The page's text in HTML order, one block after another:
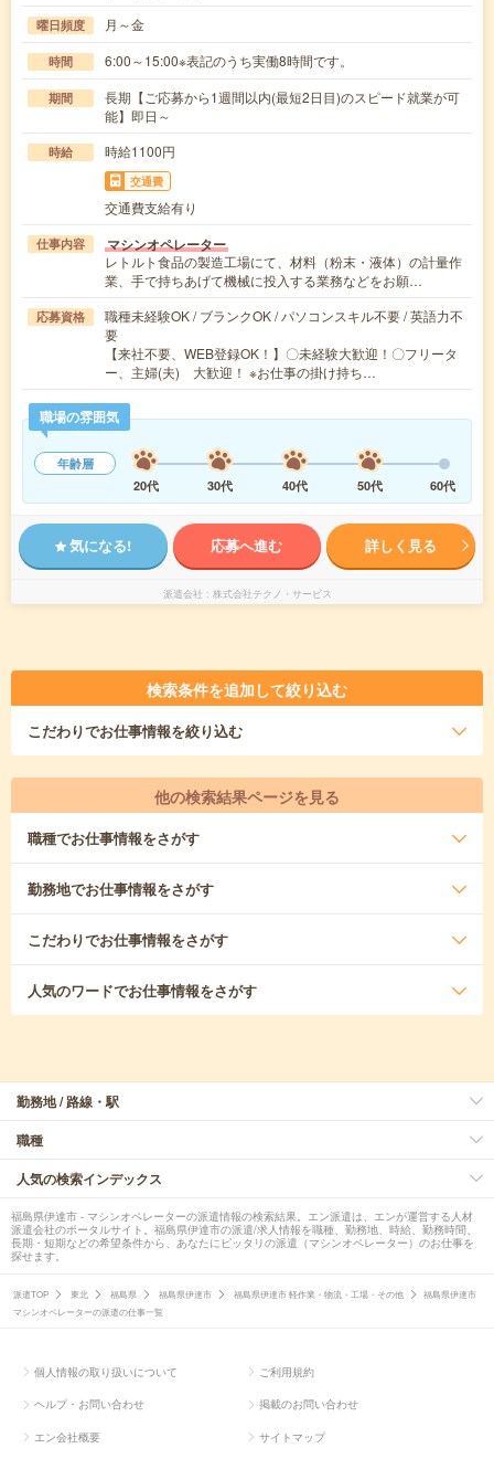
曜日頻度 月～金
時間 6:00～15:00※表記のうち実働8時間です。
期間
長期【ご応募から1週間以内(最短2日目)のスピード就業が可
能】即日～
時給 時給1100円
交通費
交通費支給有り
仕事内容 マシンオペレーター
レトルト食品の製造工場にて、材料（粉末・液体）の計量作
業、手で持ちあげて機械に投入する業務などをお願…
応募資格
職種未経験OK / ブランクOK / パソコンスキル不要 / 英語力不
要
【来社不要、WEB登録OK！】〇未経験大歓迎！〇フリータ
ー、主婦(夫) 大歓迎！ ※お仕事の掛け持ち…
職場の雰囲気
年齢層
20代
30代 40代 50代 60代
気になる! 応募へ進む 詳しく見る
派遣会社 株式会社テクノ・サービス
検索条件を追加して絞り込む
こだわりでお仕事情報を絞り込む
他の検索結果ページを見る
職種でお仕事情報をさがす
勤務地でお仕事情報をさがす
こだわりでお仕事情報をさがす
人気のワードでお仕事情報をさがす
勤務地 / 路線・駅
職種
人気の検索インデックス
福島県伊達市 - マシンオペレーターの派遣情報の検索結果。エン派遣は、エンが運営する人材
派遣会社のポータルサイト。福島県伊達市の派遣/求人情報を職種、勤務地、時給、勤務時間、
長期・短期などの希望条件から、あなたにピッタリの派遣（マシンオペレーター）のお仕事を
探せます。
派遣TOP 東北 福島県 福島県伊達市 福島県伊達市 軽作業・物流・工場・その他
福島県伊達市
マシンオペレーターの派遣の仕事一覧
個人情報の取り扱いについて ご利用規約
ヘルプ・お問い合わせ 掲載のお問い合わせ
エン会社概要 サイトマップ